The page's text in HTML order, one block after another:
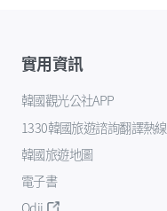
實用資訊
韓國觀光公社APP
1330韓國旅遊諮詢翻譯熱線
韓國旅遊地圖
電子書
Odii